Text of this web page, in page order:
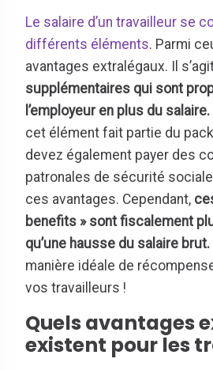
Le salaire d’un travailleur se
différents éléments. Parmi
avantages extralégaux. Il
supplémentaires qui sont
l’employeur en plus du salaire.
cet élément fait partie du
devez également payer des
patronales de sécurité
ces avantages. Cependant,
benefits » sont fiscalement
qu’une hausse du salaire brut.
manière idéale de
vos travailleurs !
Quels avantages
existent pour les